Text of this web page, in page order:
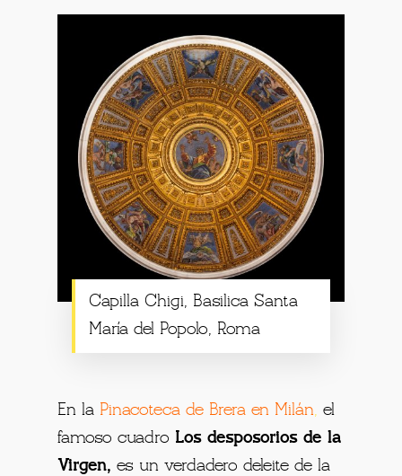
Capilla Chigi, Basilica Santa
María del Popolo, Roma
En la Pinacoteca de Brera en Milán, el
famoso cuadro Los desposorios de la
Virgen, es un verdadero deleite de la